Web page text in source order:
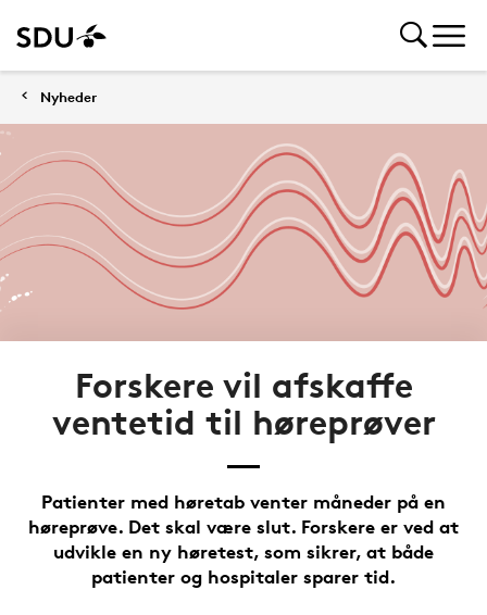
Nyheder
Forskere vil afskaffe
ventetid til høreprøver
Patienter med høretab venter måneder på en
høreprøve. Det skal være slut. Forskere er ved at
udvikle en ny høretest, som sikrer, at både
patienter og hospitaler sparer tid.